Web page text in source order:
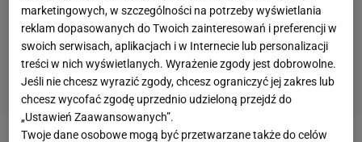
marketingowych, w szczególności na potrzeby wyświetlania
reklam dopasowanych do Twoich zainteresowań i preferencji w
swoich serwisach, aplikacjach i w Internecie lub personalizacji
treści w nich wyświetlanych. Wyrażenie zgody jest dobrowolne.
Jeśli nie chcesz wyrazić zgody, chcesz ograniczyć jej zakres lub
chcesz wycofać zgodę uprzednio udzieloną przejdź do
„Ustawień Zaawansowanych”.
Twoje dane osobowe mogą być przetwarzane także do celów